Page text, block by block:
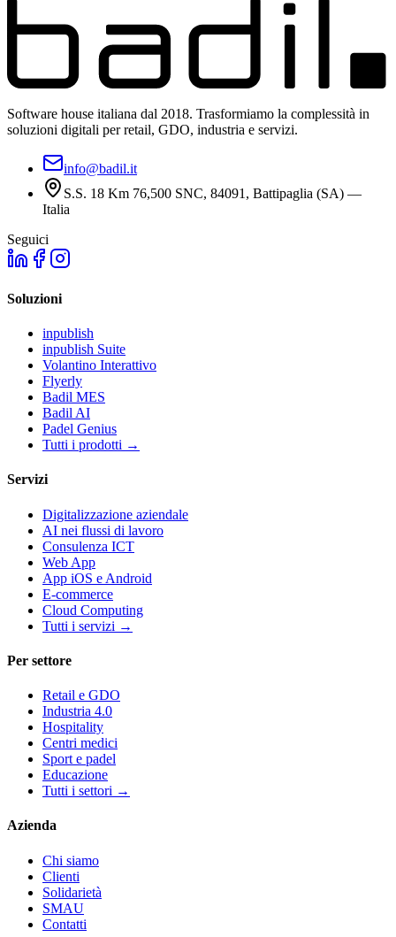
Software house italiana dal 2018. Trasformiamo la complessità in
soluzioni digitali per retail, GDO, industria e servizi.
info@badil.it
S.S. 18 Km 76,500 SNC, 84091, Battipaglia (SA) —
Italia
Seguici
Soluzioni
inpublish
inpublish Suite
Volantino Interattivo
Flyerly
Badil MES
Badil AI
Padel Genius
Tutti i prodotti →
Servizi
Digitalizzazione aziendale
AI nei flussi di lavoro
Consulenza ICT
Web App
App iOS e Android
E-commerce
Cloud Computing
Tutti i servizi →
Per settore
Retail e GDO
Industria 4.0
Hospitality
Centri medici
Sport e padel
Educazione
Tutti i settori →
Azienda
Chi siamo
Clienti
Solidarietà
SMAU
Contatti